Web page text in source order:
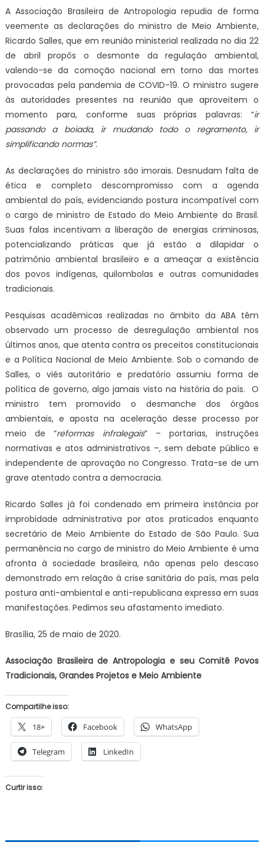
A Associação Brasileira de Antropologia repudia de forma
veemente as declarações do ministro de Meio Ambiente,
Ricardo Salles, que em reunião ministerial realizada no dia 22
de abril propôs o desmonte da regulação ambiental,
valendo-se da comoção nacional em torno das mortes
provocadas pela pandemia de COVID-19. O ministro sugere
às autoridades presentes na reunião que aproveitem o
momento para, conforme suas próprias palavras: “ir
passando a boiada, ir mudando todo o regramento, ir
simplificando normas”.
As declarações do ministro são imorais. Desnudam falta de
ética e completo descompromisso com a agenda
ambiental do país, evidenciando postura incompatível com
o cargo de ministro de Estado do Meio Ambiente do Brasil.
Suas falas incentivam a liberação de energias criminosas,
potencializando práticas que já estão a dilapidar o
patrimônio ambiental brasileiro e a ameaçar a existência
dos povos indígenas, quilombolas e outras comunidades
tradicionais.
Pesquisas acadêmicas realizadas no âmbito da ABA têm
observado um processo de desregulação ambiental nos
últimos anos, que atenta contra os preceitos constitucionais
e a Política Nacional de Meio Ambiente. Sob o comando de
Salles, o viés autoritário e predatório assumiu forma de
política de governo, algo jamais visto na história do país. O
ministro tem promovido o desmanche dos órgãos
ambientais, e aposta na aceleração desse processo por
meio de “reformas infralegais” – portarias, instruções
normativas e atos administrativos –, sem debate público e
independente de aprovação no Congresso. Trata-se de um
grave atentado contra a democracia.
Ricardo Salles já foi condenado em primeira instância por
improbidade administrativa por atos praticados enquanto
secretário de Meio Ambiente do Estado de São Paulo. Sua
permanência no cargo de ministro do Meio Ambiente é uma
afronta à sociedade brasileira, não apenas pelo descaso
demonstrado em relação à crise sanitária do país, mas pela
postura anti-ambiental e anti-republicana expressa em suas
manifestações. Pedimos seu afastamento imediato.
Brasília, 25 de maio de 2020.
Associação Brasileira de Antropologia e seu Comitê Povos
Tradicionais, Grandes Projetos e Meio Ambiente
Compartilhe isso:
18+ Facebook WhatsApp
Telegram LinkedIn
Curtir isso: